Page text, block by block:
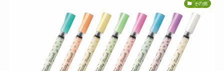
その他